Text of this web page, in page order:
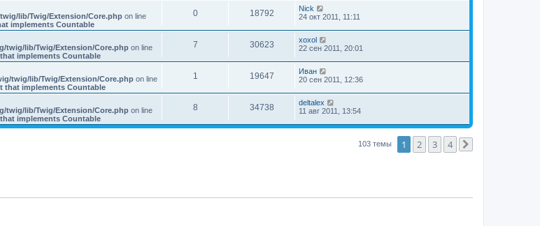
lib/Twig/Extension/Core.phpon line
implements Countable
0 18792
Nick
24 окт 2011, 11:11
twig/lib/Twig/Extension/Core.phpon line
implements Countable
7 30623
xoxol
22 сен 2011, 20:01
twig/lib/Twig/Extension/Core.phpon line
that implements Countable
1 19647
Иван
20 сен 2011, 12:36
twig/lib/Twig/Extension/Core.phpon line
implements Countable
8 34738
deltalex
11 авг 2011, 13:54
103 темы 1 2 3 4